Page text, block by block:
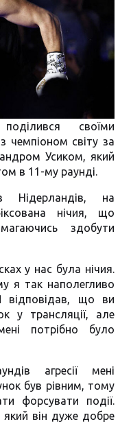
своїми
чемпіоном світу за
Усиком, який
в 11-му раунді.
на
нічия, що
здобути
у нас була нічия.
я так наполегливо
що ви
у трансляції, але
потрібно було
агресії мені
був рівним, тому
форсувати події.
він дуже добре